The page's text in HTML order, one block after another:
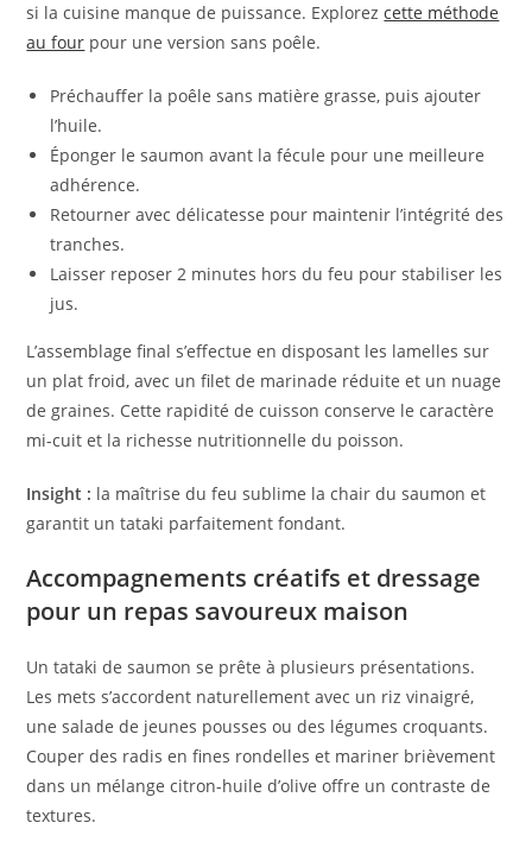
si la cuisine manque de puissance. Explorezcette méthode
au four pour une version sans poêle.
Préchauffer la poêle sans matière grasse, puis ajouter
l’huile.
Éponger le saumon avant la fécule pour une meilleure
adhérence.
Retourner avec délicatesse pour maintenir l’intégrité des
tranches.
Laisser reposer 2 minutes hors du feu pour stabiliser les
jus.
L’assemblage final s’effectue en disposant les lamelles sur
un plat froid, avec un filet de marinade réduite et un nuage
de graines. Cette rapidité de cuisson conserve le caractère
mi-cuit et la richesse nutritionnelle du poisson.
Insight : la maîtrise du feu sublime la chair du saumon et
garantit un tataki parfaitement fondant.
Accompagnements créatifs et dressage
pour un repas savoureux maison
Un tataki de saumon se prête à plusieurs présentations.
Les mets s’accordent naturellement avec un riz vinaigré,
une salade de jeunes pousses ou des légumes croquants.
Couper des radis en fines rondelles et mariner brièvement
dans un mélange citron-huile d’olive offre un contraste de
textures.